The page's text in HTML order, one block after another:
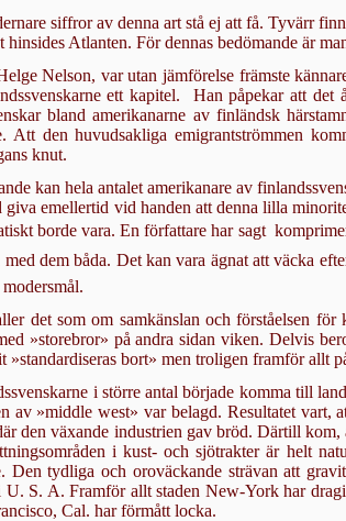
siffror av denna art stå ej att få. Tyvärr
hinsides Atlanten. För dennas bedömande är
Nelson, var utan jämförelse främste
ett kapitel. Han påpekar att
bland amerikanarne av finländsk
Att den huvudsakliga emigrantströmmen
knut.
kan hela antalet amerikanare av
giva emellertid vid handen att denna lilla
borde vara. En författare har sagt 
dem båda. Det kan vara ägnat att väcka
det som om samkänslan och förståelsen
»storebror» på andra sidan viken. Delvis
»stan­dardiseras bort» men troligen framför allt
i större antal började komma till
av »middle west» var belagd. Resultatet
den växande industrien gav bröd. Därtill
i kust- och sjötrakter är helt
Den tydliga och oroväckande strävan att
U. S. A. Framför allt staden New-York har
Cal. har förmått locka.